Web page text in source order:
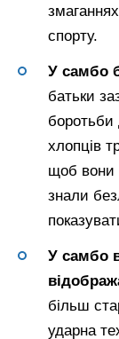
спорту.
У самбо
батьки
боротьби
хлопців
щоб вони
знали
У самбо
більш
ударна